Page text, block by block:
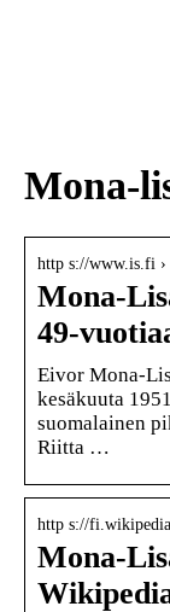
Mona-
http s://www.is.fi ›
Mona-
49-
Eivor Mona-
kesäkuuta
suomalainen
Riitta …
http s://
Mona-